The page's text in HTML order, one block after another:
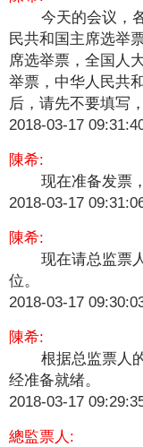
今天的会议，
民共和国主席选举
席选举票，全国人
举票，中华人民共
后，请先不要填写
2018-03-17
陳希:
现在准备发票
2018-03-17
陳希:
现在请总监票
位。
2018-03-17
陳希:
根据总监票人
经准备就绪。
2018-03-17
總監票人: